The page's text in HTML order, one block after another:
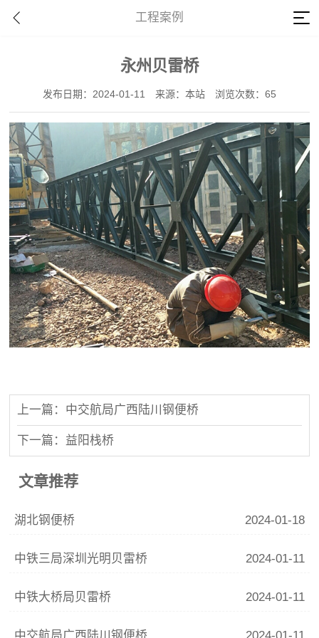
工程案例
永州贝雷桥
发布日期：2024-01-11 来源：本站 浏览次数：65
上一篇：中交航局广西陆川钢便桥
下一篇：益阳栈桥
文章推荐
湖北钢便桥 2024-01-18
中铁三局深圳光明贝雷桥 2024-01-11
中铁大桥局贝雷桥 2024-01-11